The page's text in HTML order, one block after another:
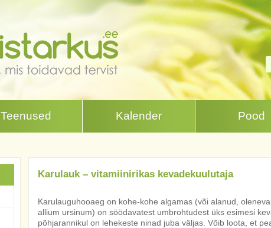
Teenused Kalender Pood
Karulauk – vitamiinirikas kevadekuulutaja
Karulauguhooaeg on kohe-kohe algamas (või alanud,
allium ursinum) on söödavatest umbrohtudest üks esimesi
põhjarannikul on lehekeste ninad juba väljas. Võib loota, et